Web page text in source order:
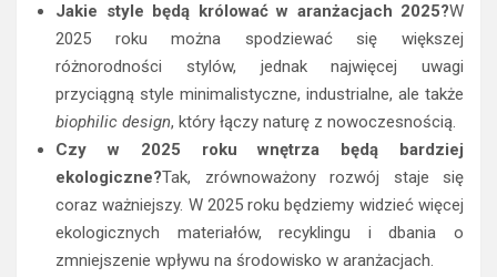
Jakie style będą królować w aranżacjach 2025?W
2025 roku można spodziewać się większej
różnorodności stylów, jednak najwięcej uwagi
przyciągną style minimalistyczne, industrialne, ale także
biophilic design, który łączy naturę z nowoczesnością.
Czy w 2025 roku wnętrza będą bardziej
ekologiczne?Tak, zrównoważony rozwój staje się
coraz ważniejszy. W 2025 roku będziemy widzieć więcej
ekologicznych materiałów, recyklingu i dbania o
zmniejszenie wpływu na środowisko w aranżacjach.